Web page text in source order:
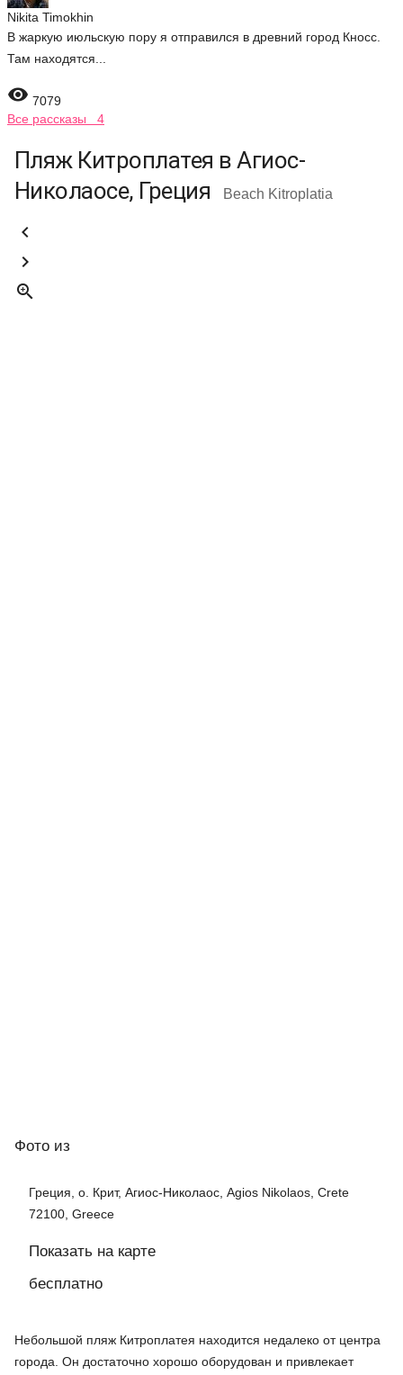
Nikita Timokhin
В жаркую июльскую пору я отправился в древний город Кносс.
Там находятся...
 7079
Все рассказы 4
Пляж Китроплатея в Агиос-
Николаосе, Греция
Beach Kitroplatia



Фото из
Греция, о. Крит, Агиос-Николаос, Agios Nikolaos, Crete
72100, Greece
Показать на карте
бесплатно
Небольшой пляж Китроплатея находится недалеко от центра
города. Он достаточно хорошо оборудован и привлекает